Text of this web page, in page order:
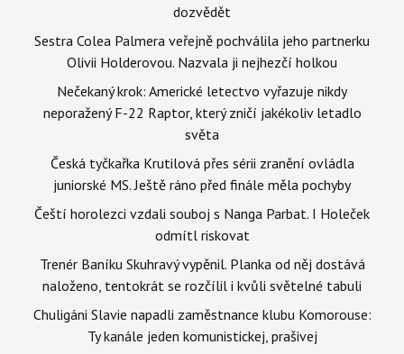
dozvědět
Sestra Colea Palmera veřejně pochválila jeho partnerku
Olivii Holderovou. Nazvala ji nejhezčí holkou
Nečekaný krok: Americké letectvo vyřazuje nikdy
neporažený F-22 Raptor, který zničí jakékoliv letadlo
světa
Česká tyčkařka Krutilová přes sérii zranění ovládla
juniorské MS. Ještě ráno před finále měla pochyby
Čeští horolezci vzdali souboj s Nanga Parbat. I Holeček
odmítl riskovat
Trenér Baníku Skuhravý vypěnil. Planka od něj dostává
naloženo, tentokrát se rozčílil i kvůli světelné tabuli
Chuligáni Slavie napadli zaměstnance klubu Komorouse:
Ty kanále jeden komunistickej, prašivej